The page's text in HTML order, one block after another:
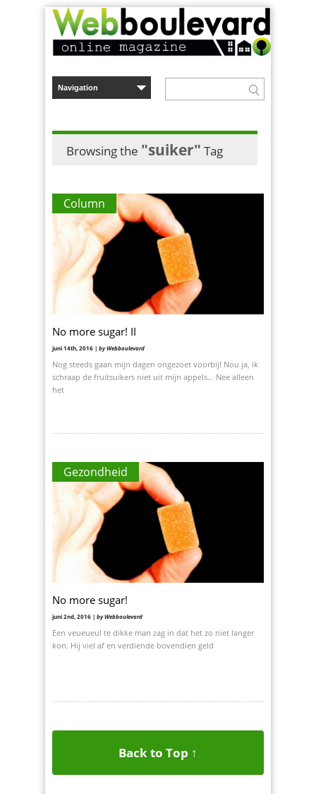
Browsing the "suiker" Tag
Column
No more sugar! II
juni 14th, 2016 | by Webboulevard
Nog steeds gaan mijn dagen ongezoet voorbij! Nou ja, ik
schraap de fruitsuikers niet uit mijn appels… Nee alleen
het
Gezondheid
No more sugar!
juni 2nd, 2016 | by Webboulevard
Een veueueul te dikke man zag in dat het zo niet langer
kon. Hij viel af en verdiende bovendien geld
Back to Top ↑